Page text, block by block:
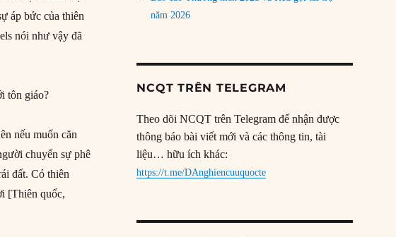
áp bức của thiên
nói như vậy đã
tôn giáo?
nếu muốn căn
chuyển sự phê
đất. Có thiên
[Thiên quốc,
năm 2026
NCQT TRÊN TELEGRAM
Theo dõi NCQT trên Telegram để nhận được
thông báo bài viết mới và các thông tin, tài
liệu… hữu ích khác:
https://t.me/DAnghiencuuquocte